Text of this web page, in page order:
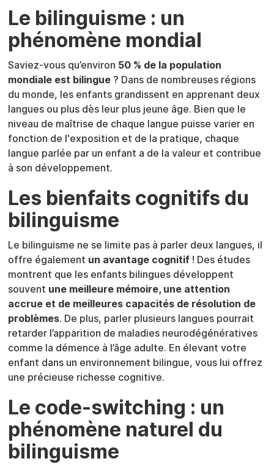
Le bilinguisme : un
phénomène mondial
Saviez-vous qu’environ 50 % de la population
mondiale est bilingue ? Dans de nombreuses régions
du monde, les enfants grandissent en apprenant deux
langues ou plus dès leur plus jeune âge. Bien que le
niveau de maîtrise de chaque langue puisse varier en
fonction de l'exposition et de la pratique, chaque
langue parlée par un enfant a de la valeur et contribue
à son développement.
Les bienfaits cognitifs du
bilinguisme
Le bilinguisme ne se limite pas à parler deux langues, il
offre également un avantage cognitif ! Des études
montrent que les enfants bilingues développent
souvent une meilleure mémoire, une attention
accrue et de meilleures capacités de résolution de
problèmes. De plus, parler plusieurs langues pourrait
retarder l’apparition de maladies neurodégénératives
comme la démence à l’âge adulte. En élevant votre
enfant dans un environnement bilingue, vous lui offrez
une précieuse richesse cognitive.
Le code-switching : un
phénomène naturel du
bilinguisme